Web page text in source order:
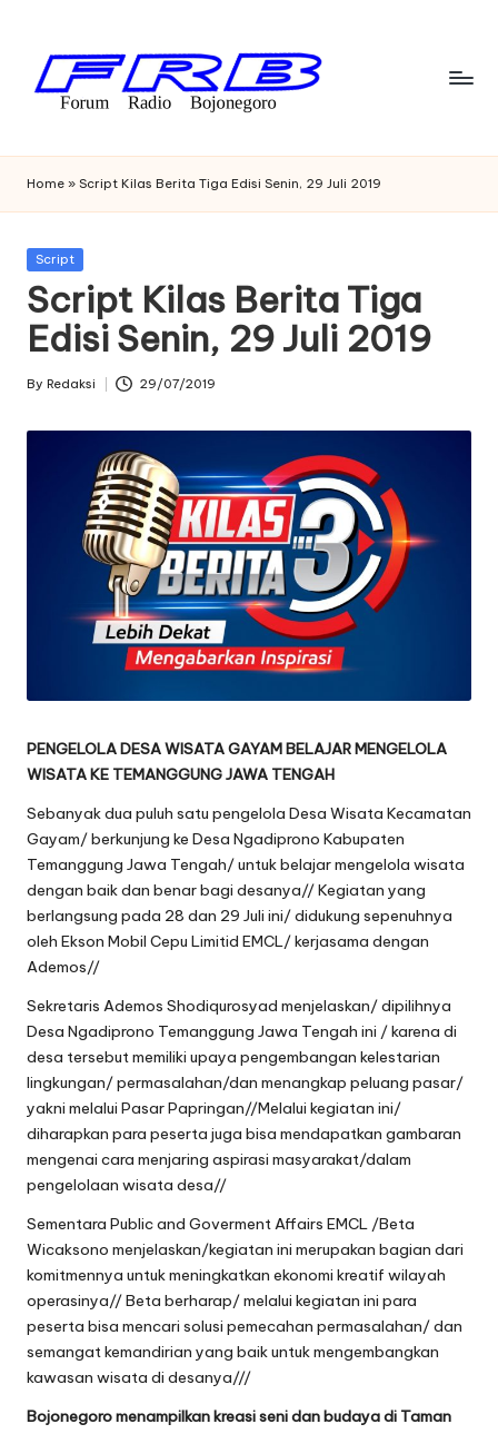
content
F
o
r
u
m
R
a
di
g
o
r
o
Bojonegoro
Home » Script Kilas Berita Tiga Edisi Senin, 29 Juli 2019
Posted
Script
Script Kilas Berita Tiga
Edisi Senin, 29 Juli 2019
Posted
By Redaksi 29/07/2019
PENGELOLA DESA WISATA GAYAM BELAJAR MENGELOLA
WISATA KE TEMANGGUNG JAWA TENGAH
Sebanyak dua puluh satu pengelola Desa Wisata Kecamatan
Gayam/ berkunjung ke Desa Ngadiprono Kabupaten
Temanggung Jawa Tengah/ untuk belajar mengelola wisata
dengan baik dan benar bagi desanya// Kegiatan yang
berlangsung pada 28 dan 29 Juli ini/ didukung sepenuhnya
oleh Ekson Mobil Cepu Limitid EMCL/ kerjasama dengan
Ademos//
Sekretaris Ademos Shodiqurosyad menjelaskan/ dipilihnya
Desa Ngadiprono Temanggung Jawa Tengah ini / karena di
desa tersebut memiliki upaya pengembangan kelestarian
lingkungan/ permasalahan/dan menangkap peluang pasar/
yakni melalui Pasar Papringan//Melalui kegiatan ini/
diharapkan para peserta juga bisa mendapatkan gambaran
mengenai cara menjaring aspirasi masyarakat/dalam
pengelolaan wisata desa//
Sementara Public and Goverment Affairs EMCL /Beta
Wicaksono menjelaskan/kegiatan ini merupakan bagian dari
komitmennya untuk meningkatkan ekonomi kreatif wilayah
operasinya// Beta berharap/ melalui kegiatan ini para
peserta bisa mencari solusi pemecahan permasalahan/ dan
semangat kemandirian yang baik untuk mengembangkan
kawasan wisata di desanya///
Bojonegoro menampilkan kreasi seni dan budaya di Taman